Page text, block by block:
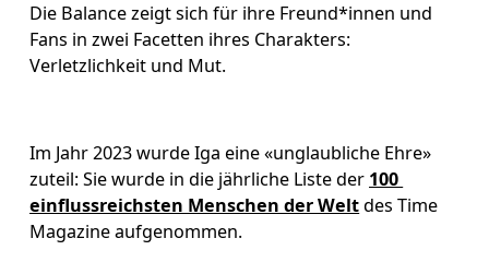
Die Balance zeigt sich für ihre Freund*innen und
Fans in zwei Facetten ihres Charakters:
Verletzlichkeit und Mut.
Im Jahr 2023 wurde Iga eine «unglaubliche Ehre»
zuteil: Sie wurde in die jährliche Liste der 100
einflussreichsten Menschen der Welt des Time
Magazine aufgenommen.